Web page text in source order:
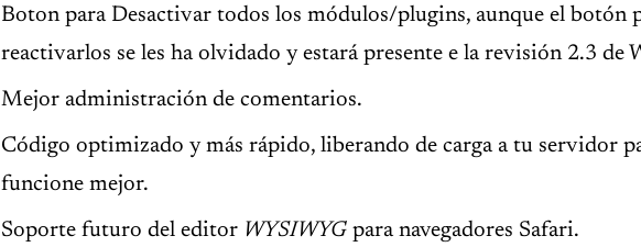
Boton para Desactivar todos los módulos/plugins, aunque el botón
reactivarlos se les ha olvidado y estará presente e la revisión 2.3 de
Mejor administración de comentarios.
Código optimizado y más rápido, liberando de carga a tu servidor
funcione mejor.
Soporte futuro del editor WYSIWYG para navegadores Safari.